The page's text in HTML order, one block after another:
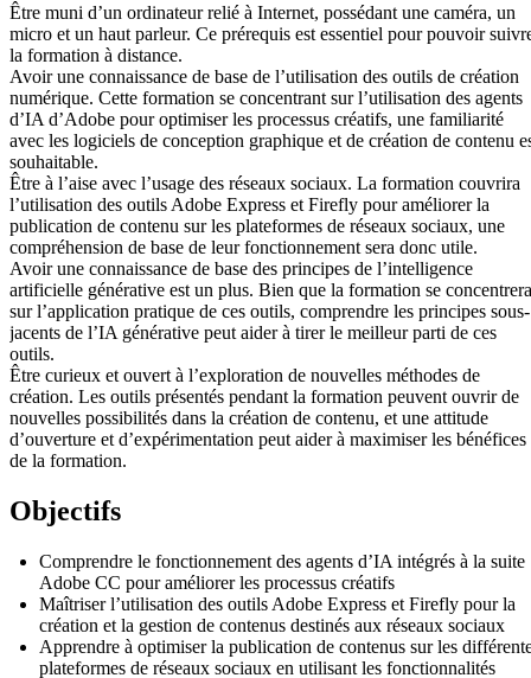
Être muni d’un ordinateur relié à Internet, possédant une caméra, un
micro et un haut parleur. Ce prérequis est essentiel pour pouvoir
la formation à distance.
Avoir une connaissance de base de l’utilisation des outils de création
numérique. Cette formation se concentrant sur l’utilisation des agents
d’IA d’Adobe pour optimiser les processus créatifs, une familiarité
avec les logiciels de conception graphique et de création de contenu
souhaitable.
Être à l’aise avec l’usage des réseaux sociaux. La formation couvrira
l’utilisation des outils Adobe Express et Firefly pour améliorer la
publication de contenu sur les plateformes de réseaux sociaux, une
compréhension de base de leur fonctionnement sera donc utile.
Avoir une connaissance de base des principes de l’intelligence
artificielle générative est un plus. Bien que la formation se concentrera
sur l’application pratique de ces outils, comprendre les principes sous-
jacents de l’IA générative peut aider à tirer le meilleur parti de ces
outils.
Être curieux et ouvert à l’exploration de nouvelles méthodes de
création. Les outils présentés pendant la formation peuvent ouvrir de
nouvelles possibilités dans la création de contenu, et une attitude
d’ouverture et d’expérimentation peut aider à maximiser les bénéfices
de la formation.
Objectifs
Comprendre le fonctionnement des agents d’IA intégrés à la suite
Adobe CC pour améliorer les processus créatifs
Maîtriser l’utilisation des outils Adobe Express et Firefly pour la
création et la gestion de contenus destinés aux réseaux sociaux
Apprendre à optimiser la publication de contenus sur les
plateformes de réseaux sociaux en utilisant les fonctionnalités